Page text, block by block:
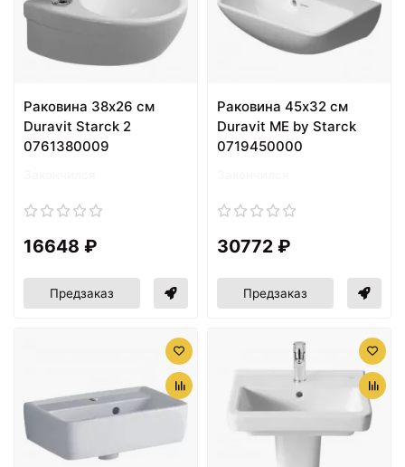
Раковина 38х26 см
Duravit Starck 2
0761380009
16648 ₽
Предзаказ
Раковина 45х32 см
Duravit ME by Starck
0719450000
30772 ₽
Предзаказ